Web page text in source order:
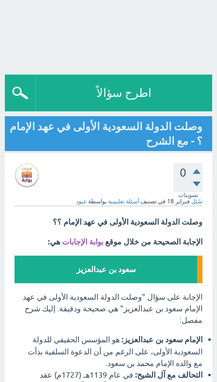
اطرح سؤالاً
وصلت الدولة السعودية الأولى في عهد الإمام
؟ - مع الشرح
0
تصويتات
سُئل فبراير 18 في تصنيف أسئلة تعليمية بواسطة عبود
وصلت الدولة السعودية الأولى في عهد الإمام ؟؟
الإجابة الصحيحة من خلال موقع بوابة الإجابات هي:
سعود بن عبدالعزيز
الإجابة على سؤال "وصلت الدولة السعودية الأولى في عهد
الإمام سعود بن عبدالعزيز" هي صحيحة ودقيقة. إليك شرح
مفصل:
الإمام سعود بن عبدالعزيز: هو المؤسس الحقيقي للدولة
السعودية الأولى، على الرغم من أن الدعوة السلفية بدأت
مع والده الإمام محمد بن سعود.
التحالف مع آل الشيخ:
في عام 1139هـ (1727م) عقد